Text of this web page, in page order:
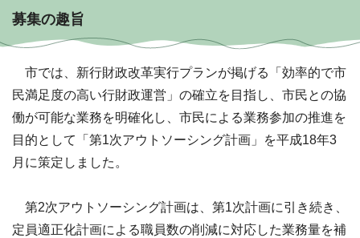
募集の趣旨
市では、新行財政改革実行プランが掲げる「効率的で市
民満足度の高い行財政運営」の確立を目指し、市民との協
働が可能な業務を明確化し、市民による業務参加の推進を
目的として「第1次アウトソーシング計画」を平成18年3
月に策定しました。
第2次アウトソーシング計画は、第1次計画に引き続き、
定員適正化計画による職員数の削減に対応した業務量を補